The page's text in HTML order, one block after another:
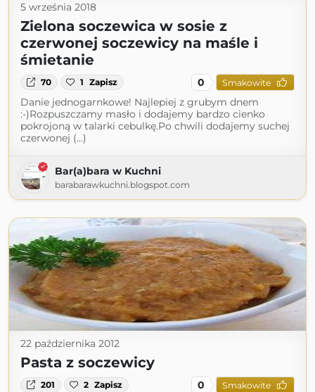
5 września 2018
Zielona soczewica w sosie z
czerwonej soczewicy na maśle i
śmietanie
70 1 Zapisz 0 Smakowite
Danie jednogarnkowe! Najlepiej z grubym dnem
:-)Rozpuszczamy masło i dodajemy bardzo cienko
pokrojoną w talarki cebulkę.Po chwili dodajemy suchej
czerwonej (...)
Bar(a)bara w Kuchni
barabarawkuchni.blogspot.com
22 października 2012
Pasta z soczewicy
201 2 Zapisz 0 Smakowite